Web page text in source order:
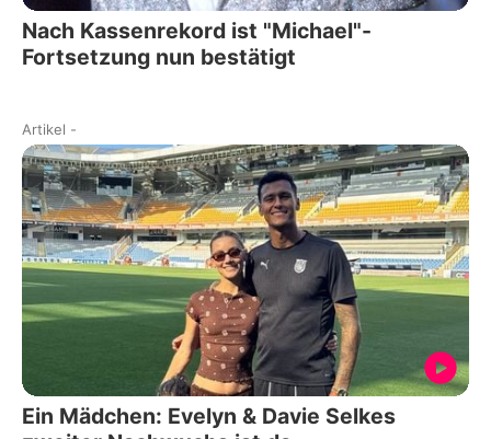
Nach Kassenrekord ist "Michael"-
Fortsetzung nun bestätigt
Artikel -
Ein Mädchen: Evelyn & Davie Selkes